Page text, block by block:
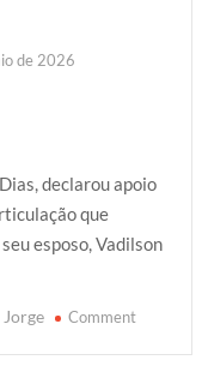
de 2026
declarou apoio
que
esposo, Vadilson
Jorge Commenton